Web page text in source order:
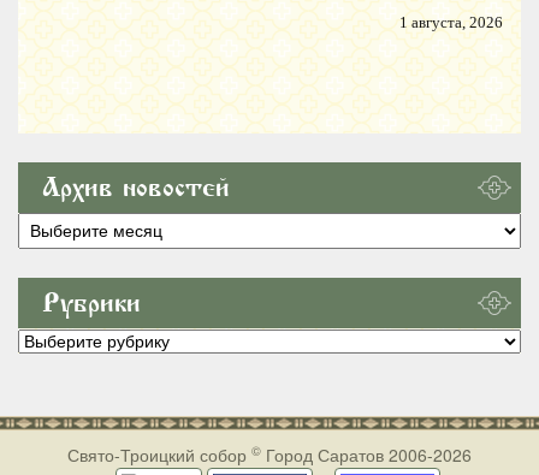
1 августа, 2026
Архив новостей
Архив
новостей
Рубрики
Рубрики
Свято-Троицкий собор © Город Саратов 2006-2026